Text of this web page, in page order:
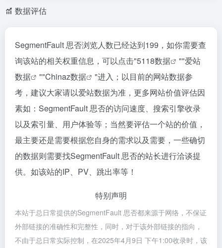
数据评估
SegmentFault 思否浏览人数已经达到199，如你需要查
询该站的相关权重信息，可以点击"5118数据 ""爱站
数据
""Chinaz数据
"进入；以目前的网站数据参
考，建议大家请以爱站数据为准，更多网站价值评估因
素如：SegmentFault 思否的访问速度、搜索引擎收录
以及索引量、用户体验等；当然要评估一个站的价值，
最主要还是需要根据您自身的需求以及需要，一些确切
的数据则需要找SegmentFault 思否的站长进行洽谈提
供。如该站的IP、PV、跳出率等！
特别声明
本站于总日常提供的SegmentFault 思否都来源于网络，不保证
外部链接的准确性和完整性，同时，对于该外部链接的指向，
不由于总日常实际控制，在2025年4月9日 下午1:00收录时，该